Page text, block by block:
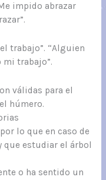
impido abrazar
trabajo”. “Alguien
mi trabajo”.
válidas para el
húmero.
lo que en caso de
que estudiar el árbol
o ha sentido un